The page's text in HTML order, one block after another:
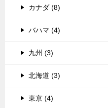
カナダ (8)
バハマ (4)
九州 (3)
北海道 (3)
東京 (4)